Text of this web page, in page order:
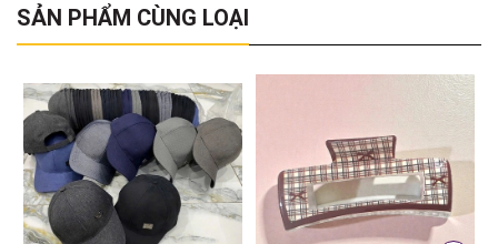
SẢN PHẨM CÙNG LOẠI